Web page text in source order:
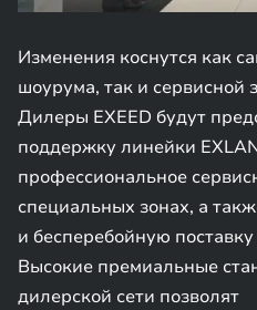
Изменения коснутся как
шоурума, так и сервисной
Дилеры EXEED будут
поддержку линейки
профессиональное
специальных зонах, а
и бесперебойную
Высокие премиальные
дилерской сети позволят